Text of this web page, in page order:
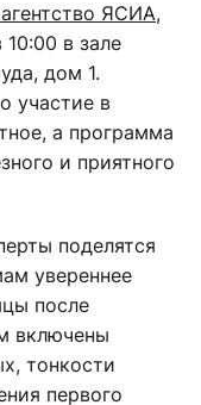
ЯСИА,
10:00 в зале
дом 1.
участие в
а программа
и приятного
поделятся
увереннее
после
включены
тонкости
первого